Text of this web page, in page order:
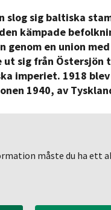
slog sig baltiska
kämpade
genom en union
sig från Östersjön
imperiet. 1918
1940, av
måste du ha ett